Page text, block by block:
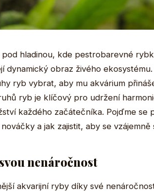
pod hladinou, kde pestrobarevné
dynamický obraz živého
ryb vybrat, aby mu akvárium
ryb je klíčový pro udržení
každého začátečníka. Pojďme se
a jak zajistit, aby se vzájemně
nenáročnost
akvarijní ryby díky své